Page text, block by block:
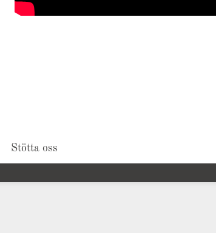
Stötta oss